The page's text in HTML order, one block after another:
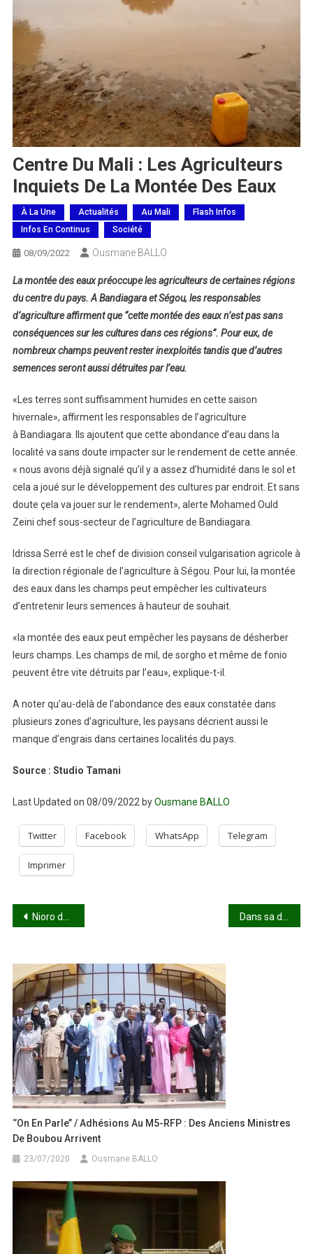
Centre Du Mali : Les Agriculteurs
Inquiets De La Montée Des Eaux
À La Une Actualités Au Mali
Flash Infos
Infos En Continus
Société
08/09/2022 Ousmane BALLO
La montée des eaux préoccupe les agriculteurs de certaines régions
du centre du pays. A Bandiagara et Ségou, les responsables
d’agriculture affirment que “cette montée des eaux n’est pas sans
conséquences sur les cultures dans ces régions”. Pour eux, de
nombreux champs peuvent rester inexploités tandis que d’autres
semences seront aussi détruites par l’eau.
«Les terres sont suffisamment humides en cette saison
hivernale», affirment les responsables de l’agriculture
à Bandiagara. Ils ajoutent que cette abondance d’eau dans la
localité va sans doute impacter sur le rendement de cette année.
« nous avons déjà signalé qu’il y a assez d’humidité dans le sol et
cela a joué sur le développement des cultures par endroit. Et sans
doute çela va jouer sur le rendement», alerte Mohamed Ould
Zeini chef sous-secteur de l’agriculture de Bandiagara.
Idrissa Serré est le chef de division conseil vulgarisation agricole à
la direction régionale de l’agriculture à Ségou. Pour lui, la montée
des eaux dans les champs peut empêcher les cultivateurs
d’entretenir leurs semences à hauteur de souhait.
«la montée des eaux peut empêcher les paysans de désherber
leurs champs. Les champs de mil, de sorgho et même de fonio
peuvent être vite détruits par l’eau», explique-t-il.
A noter qu’au-delà de l’abondance des eaux constatée dans
plusieurs zones d’agriculture, les paysans décrient aussi le
manque d’engrais dans certaines localités du pays.
Source : Studio Tamani
Last Updated on 08/09/2022 byOusmane BALLO
Twitter Facebook WhatsApp Telegram
Imprimer
Navigation
l’article
Nioro du Sahel: un bruit étrange en provenance du sous-sol suscite la peur à Troungoumbé
‘’On En Parle’’ / Adhésions Au M5-RFP : Des Anciens Ministres
De Boubou Arrivent
23/07/2020 Ousmane BALLO